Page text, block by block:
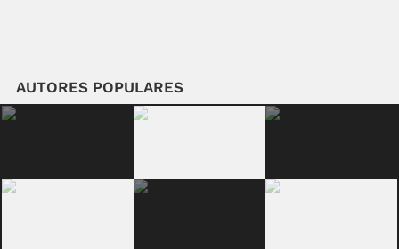
AUTORES POPULARES